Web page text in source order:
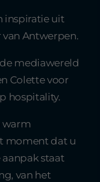
inspiratie uit
Antwerpen.
mediawereld
Colette voor
hospitality.
warm
moment dat u
staat
van het